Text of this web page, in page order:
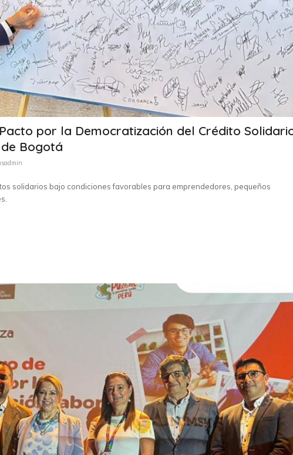
por la Democratización del Crédito
Bogotá
solidarios bajo condiciones favorables para emprendedores, pequeños